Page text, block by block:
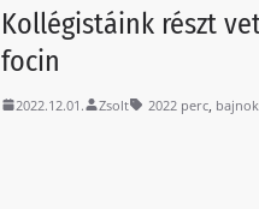
Kollégistáink részt
focin
2022.12.01. Zsolt 2022 perc,